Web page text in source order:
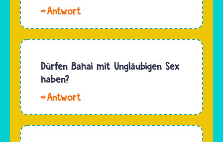
Christen,
Muslime
und
anderer
Religionen
mit nur
Gott…
von
und Frau
vor dem
Recht
gibt es in
manchen
Dürfen Bahai mit Ungläubigen Sex
haben?
Bahai